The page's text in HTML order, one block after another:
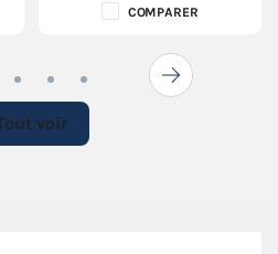
COMPARER
voir